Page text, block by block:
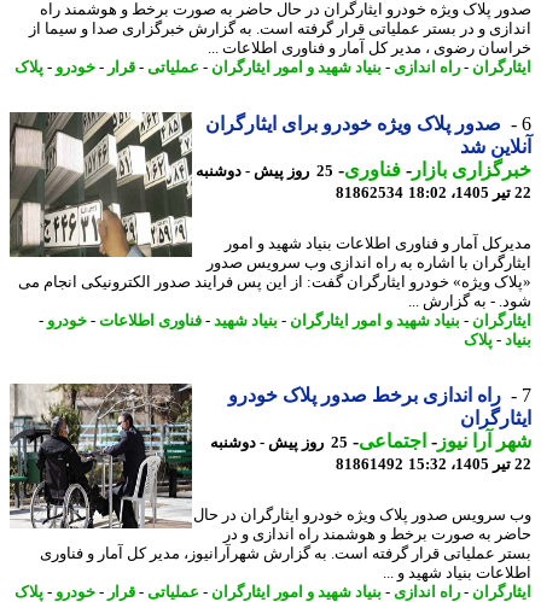
پلاک ویژه خودرو ایثارگران در حال حاضر به صورت برخط و هوشمند راه
و در بستر عملیاتی قرار گرفته است. به گزارش خبرگزاری صدا و سیما از
رضوی ، مدیر کل آمار و فناوری اطلاعات ...
- راه اندازی- بنیاد شهید و امور ایثارگران- عملیاتی-قرار - خودرو-پلاک
صدور پلاک ویژه خودرو برای ایثارگران
شد
بازار- فناوری-
25 روز پیش - دوشنبه
81862534
آمار و فناوری اطلاعات بنیاد شهید و امور
با اشاره به راه اندازی وب سرویس صدور
ویژه» خودرو ایثارگران گفت: از این پس فرایند صدور الکترونیکی انجام می
- به گزارش ...
- بنیاد شهید و امور ایثارگران- بنیاد شهید-فناوری اطلاعات-خودرو-
-پلاک
راه اندازی برخط صدور پلاک خودرو
آرا نیوز-اجتماعی-
25 روز پیش - دوشنبه
81861492
صدور پلاک ویژه خودرو ایثارگران در حال
به صورت برخط و هوشمند راه اندازی و در
عملیاتی قرار گرفته است. به گزارش شهرآرانیوز، مدیر کل آمار و فناوری
بنیاد شهید و ...
- راه اندازی- بنیاد شهید و امور ایثارگران- عملیاتی-قرار - خودرو-پلاک